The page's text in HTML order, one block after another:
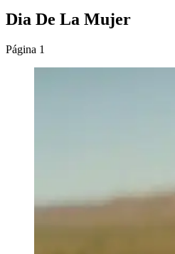
Dia De La Mujer
Página 1